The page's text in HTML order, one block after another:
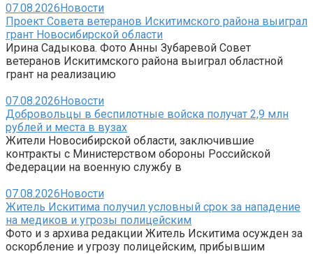
07.08.2026Новости
Проект Совета ветеранов Искитимского района выиграл
грант Новосибирской области
Ирина Садыкова. Фото Анны Зубаревой Совет
ветеранов Искитимского района выиграл областной
грант на реализацию
07.08.2026Новости
Добровольцы в беспилотные войска получат 2,9 млн
рублей и места в вузах
Жители Новосибирской области, заключившие
контракты с Министерством обороны Российской
Федерации на военную службу в
07.08.2026Новости
Житель Искитима получил условный срок за нападение
на медиков и угрозы полицейским
Фото и з архива редакции Житель Искитима осужден за
оскорбление и угрозу полицейским, прибывшим